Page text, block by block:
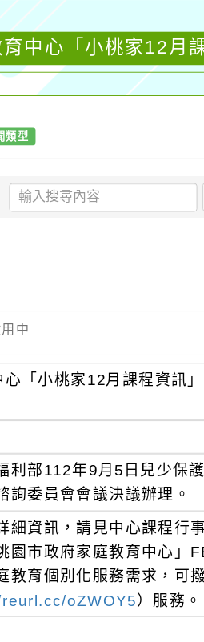
中心「小桃家12月
類型
中
心「小桃家12月課程資訊
利部112年9月5日兒少保
詢委員會會議決議辦理。
細資訊，請見中心課程行
園市政府家庭教育中心」
教育個別化服務需求，可
oZWOY5）服務。